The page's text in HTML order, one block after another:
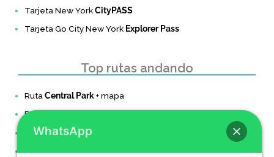
Tarjeta New YorkCityPASS
Tarjeta Go City New York Explorer Pass
Top rutas andando
Ruta Central Park+ mapa
Ruta por
Ruta porMidtown
Ruta porDowntown Manhattan
WhatsApp